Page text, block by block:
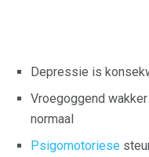
Depressie is
Vroegoggend
normaal
Psigomotoriese